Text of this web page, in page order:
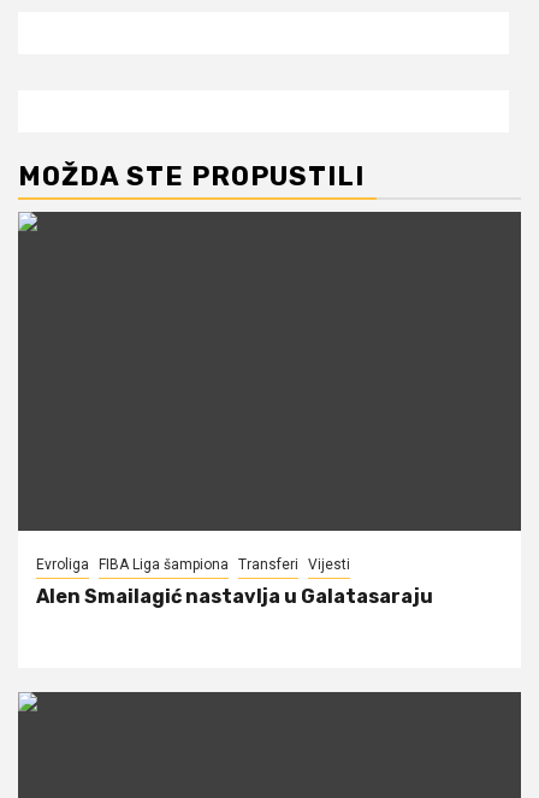
MOŽDA STE PROPUSTILI
Evroliga FIBA Liga šampiona Transferi Vijesti
Alen Smailagić nastavlja u Galatasaraju